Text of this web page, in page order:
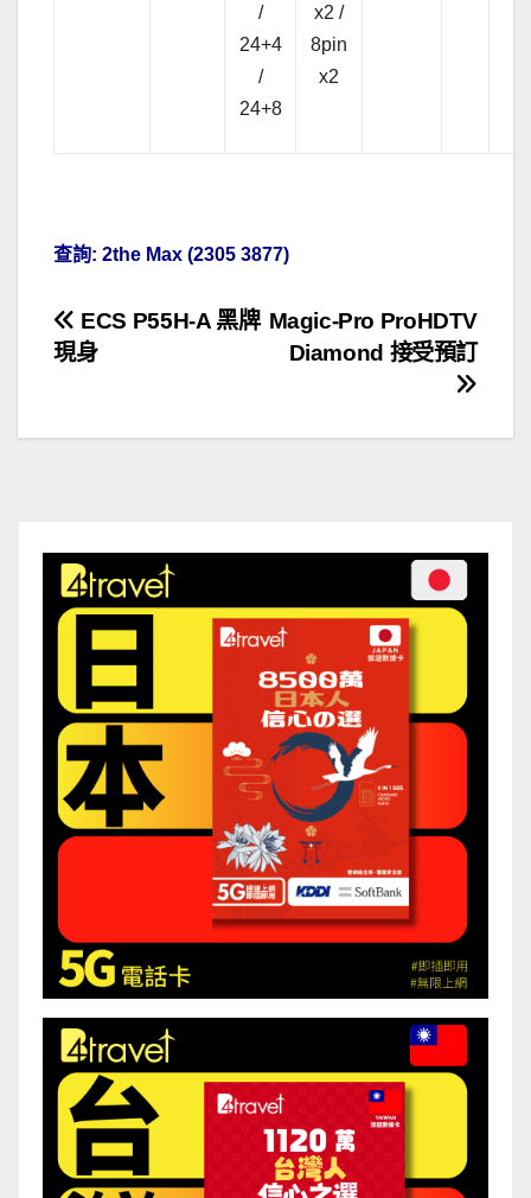
/
24+4
/
24+8
x2 /
8pin
x2
查詢: 2the Max (2305 3877)
文
章
導
Magic-Pro ProHDTV
Diamond 接受預訂
ECS P55H-A 黑牌
現身